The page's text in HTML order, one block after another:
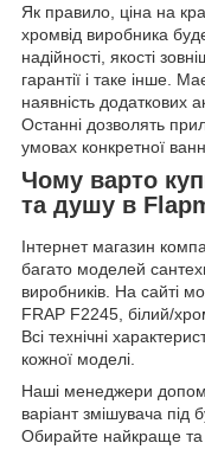
Як правило, ціна на
хромвід виробника
надійності, якості
гарантії і таке інше.
наявність додаткових
Останні дозволять
умовах конкретної
Чому варто
та душу в
Інтернет магазин
багато моделей
виробників. На сайті
FRAP F2245, білий/
Всі технічні
кожної моделі.
Наші менеджери
варіант змішувача
Обирайте найкраще